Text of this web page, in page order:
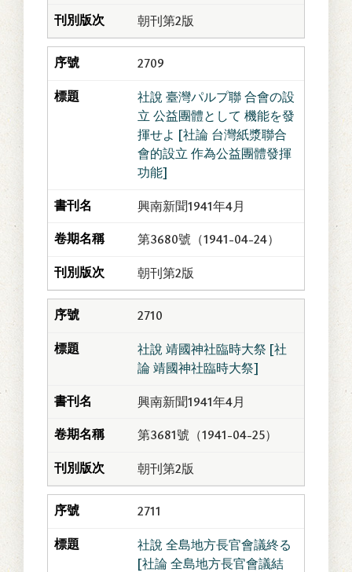
朝刊第2版
2709
社說 臺灣パルプ聯 合會の設
立 公益團體として 機能を發
揮せよ [社論 台灣紙漿聯合
會的設立 作為公益團體發揮
功能]
興南新聞1941年4月
第3680號（1941-04-24）
朝刊第2版
2710
社說 靖國神社臨時大祭 [社
論 靖國神社臨時大祭]
興南新聞1941年4月
第3681號（1941-04-25）
朝刊第2版
2711
社說 全島地方長官會議終る
[社論 全島地方長官會議結